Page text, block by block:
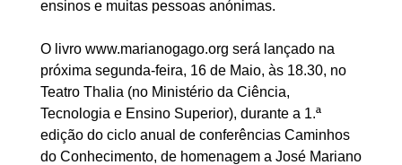
ensinos e muitas pessoas anónimas.
O livro www.marianogago.org será lançado na
próxima segunda-feira, 16 de Maio, às 18.30, no
Teatro Thalia (no Ministério da Ciência,
Tecnologia e Ensino Superior), durante a 1.ª
edição do ciclo anual de conferências Caminhos
do Conhecimento, de homenagem a José Mariano